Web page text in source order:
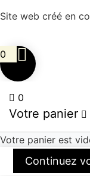
Site web créé en
0
0
Votre panier
Votre panier est
Continuez